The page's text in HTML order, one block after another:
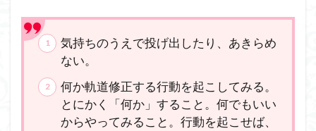
気持ちのうえで投げ出したり、あきらめ
ない。
何か軌道修正する行動を起こしてみる。
とにかく「何か」すること。何でもいい
からやってみること。行動を起こせば、